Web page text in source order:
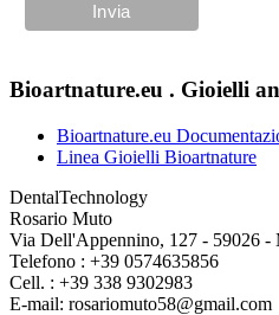
Bioartnature.eu . Gioielli
Bioartnature.eu
Linea Gioielli Bioartnature
DentalTechnology
Rosario Muto
Via Dell'Appennino, 127 - 59026 -
Telefono : +39 0574635856
Cell. : +39 338 9302983
E-mail: rosariomuto58@gmail.com